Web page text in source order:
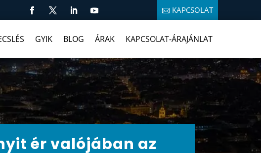
KAPCSOLAT
GYIK BLOG ÁRAK KAPCSOLAT-ÁRAJÁNLAT
ér valójában az